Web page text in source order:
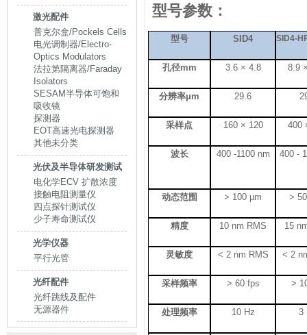
激光配件
普克尔盒/Pockels Cells
电光调制器/Electro-
Optics Modulators
法拉第隔离器/Faraday
Isolators
SESAM半导体可饱和
吸收镜
探测器
EOT高速光电探测器
其他未分类
光伏及半导体研发测试
电化学ECV 扩散浓度
接触电阻测量仪
四点探针测试仪
少子寿命测试仪
光学仪器
平行光管
光纤配件
光纤跳线及配件
无源器件
型号参数：
型号 SID4 SID4-
孔径mm 3.6 × 4.8 8.9
分辨率μm 29.6
采样点 160 × 120 400
波长 400 -1100 nm 400 -
动态范围 > 100 µm >
精度 10 nm RMS 15
灵敏度 < 2 nm RMS < 2
采样频率 > 60 fps >
处理频率 10 Hz 3